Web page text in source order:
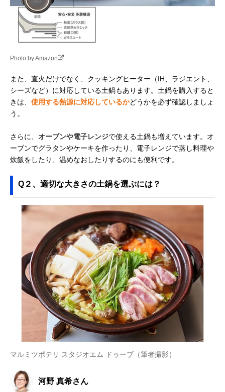
Photo by Amazon
また、直火だけでなく、クッキングヒーター（IH、ラジエント、
シーズなど）に対応している土鍋もあります。土鍋を購入すると
きは、 使用する熱源に対応しているかどうかを必ず確認しましょ
う。
さらに、 オーブンや電子レンジで使える土鍋も増えています。オ
ーブンでグラタンやケーキを作ったり、電子レンジで蒸し料理や
炊飯をしたり、温めなおしたりするのにも便利です。
Q２、適切な大きさの土鍋を選ぶには？
マルミツポテリ スタジオエム ドゥーブ（筆者撮影）
河野 真希さん